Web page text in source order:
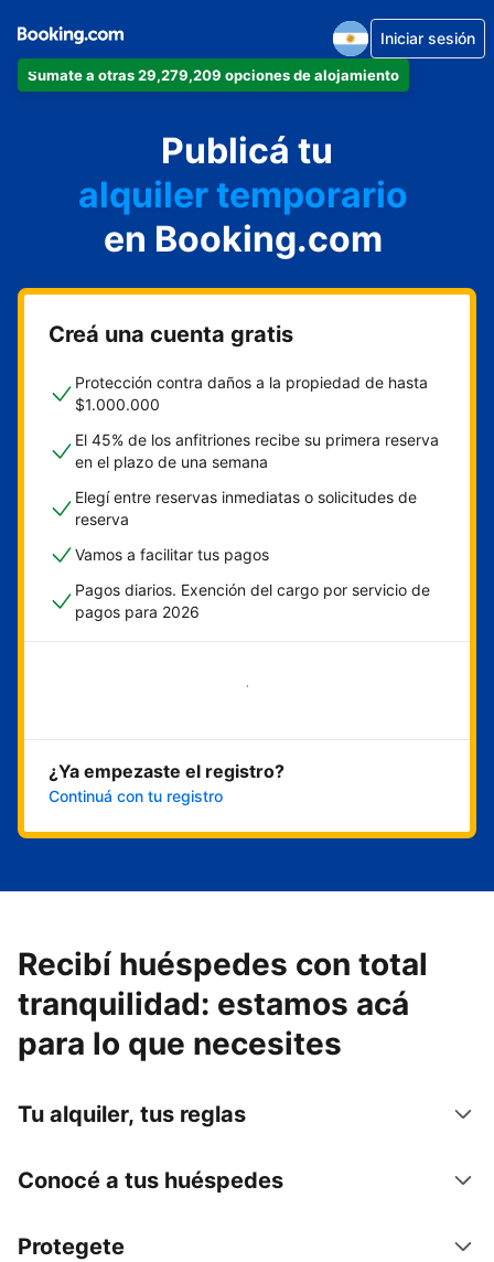
Sumate a otras 29,279,209 opciones de alojamiento
Iniciar sesión
Publicá tu
departamento
hotel
alquiler temporario
cabaña
aparthotel
en Booking.com
Creá una cuenta gratis
Protección contra daños a la propiedad de hasta
$1.000.000
El 45% de los anfitriones recibe su primera reserva
en el plazo de una semana
Elegí entre reservas inmediatas o solicitudes de
reserva
Vamos a facilitar tus pagos
Pagos diarios. Exención del cargo por servicio de
pagos para 2026
Empezar ahora
¿Ya empezaste el registro?
Continuá con tu registro
Recibí huéspedes con total
tranquilidad: estamos acá
para lo que necesites
Tu alquiler, tus reglas
Conocé a tus huéspedes
Protegete